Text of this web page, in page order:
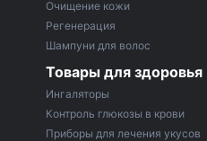
Очищение кожи
Регенерация
Шампуни для волос
Товары для здоровья
Ингаляторы
Контроль глюкозы в крови
Приборы для лечения укусов